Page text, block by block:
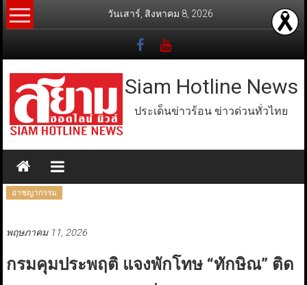
Skip
to
วันเสาร์, สิงหาคม 8, 2026
Siam Hotline News
ประเด็นข่าวร้อน ข่าวด่วนทั่วไทย
อาชญากรรม
พฤษภาคม 11, 2026
กรมคุมประพฤติ แจงพักโทษ “ทักษิณ” ติด